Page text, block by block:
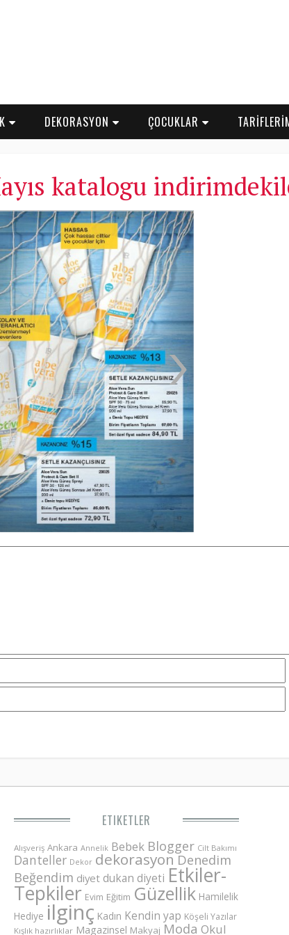
DEKORASYON ÇOCUKLAR
katalogu
ETIKETLER
Alışveriş Ankara Annelik Bebek Blogger Cilt Bakımı
Danteller Dekor dekorasyon Denedim
Beğendim diyet dukan diyeti Etkiler-
Tepkiler Evim Eğitim Güzellik Hamilelik
Hediye ilginç Kadın Kendin yap Köşeli Yazılar
Kışlık hazırlıklar Magazinsel Makyaj Moda Okul